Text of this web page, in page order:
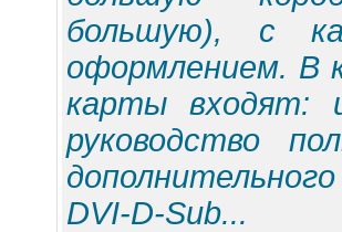
большую), с
оформлением. В
карты входят:
руководство
DVI-D-Sub...